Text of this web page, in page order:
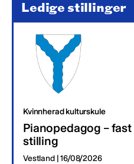
Ledige stillinger
Kvinnherad kulturskule
Pianopedagog – fast
stilling
Vestland | 16/08/2026